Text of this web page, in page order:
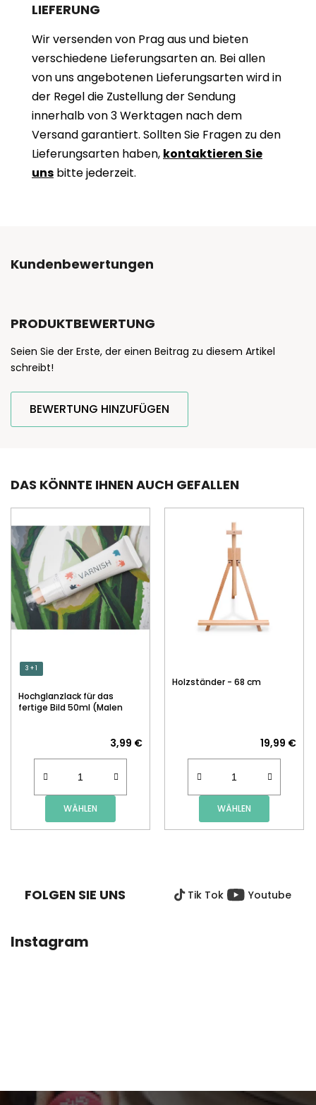
LIEFERUNG
Wir versenden von Prag aus und bieten
verschiedene Lieferungsarten an. Bei allen
von uns angebotenen Lieferungsarten wird in
der Regel die Zustellung der Sendung
innerhalb von 3 Werktagen nach dem
Versand garantiert. Sollten Sie Fragen zu den
Lieferungsarten haben, kontaktieren Sie
uns bitte jederzeit.
Kundenbewertungen
PRODUKTBEWERTUNG
Seien Sie der Erste, der einen Beitrag zu diesem Artikel
schreibt!
BEWERTUNG HINZUFÜGEN
DAS KÖNNTE IHNEN AUCH GEFALLEN
3 + 1
Hochglanzlack für das
fertige Bild 50ml (Malen
3,99 €
WÄHLEN
Holzständer - 68 cm
19,99 €
WÄHLEN
FOLGEN SIE UNS Tik Tok Youtube
Instagram